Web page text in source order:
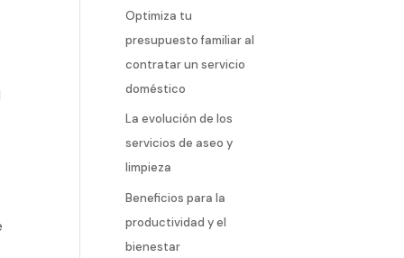
Optimiza tu
presupuesto familiar al
contratar un servicio
doméstico
La evolución de los
servicios de aseo y
limpieza
Beneficios para la
productividad y el
bienestar